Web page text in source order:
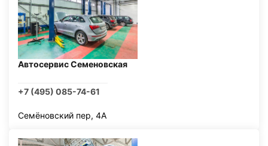
Автосервис Семеновская
+7 (495) 085-74-61
Семёновский пер, 4А